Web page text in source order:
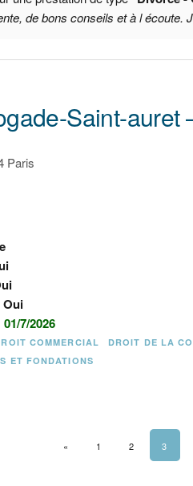
de bons conseils et à l écoute.
Saint-auret
Paris
Oui
01/7/2026
COMMERCIAL DROIT DE LA
ET FONDATIONS
PAGE PRÉCÉDENTE
« 1 2 3